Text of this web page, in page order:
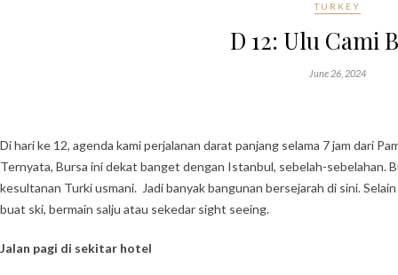
TURKEY
D 12: Ulu Cami
June 26, 2024
Di hari ke 12, agenda kami perjalanan darat panjang selama 7 jam dari
Ternyata, Bursa ini dekat banget dengan Istanbul, sebelah-sebelahan.
kesultanan Turki usmani. Jadi banyak bangunan bersejarah di sini.
buat ski, bermain salju atau sekedar sight seeing.
Jalan pagi di sekitar hotel